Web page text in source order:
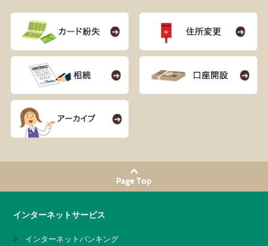
インターネットサービス
インターネットバンキング